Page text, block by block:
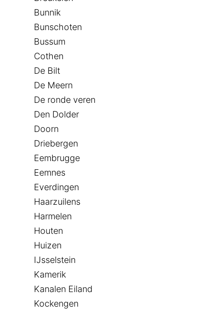
Bunnik
Bunschoten
Bussum
Cothen
De Bilt
De Meern
De ronde veren
Den Dolder
Doorn
Driebergen
Eembrugge
Eemnes
Everdingen
Haarzuilens
Harmelen
Houten
Huizen
IJsselstein
Kamerik
Kanalen Eiland
Kockengen